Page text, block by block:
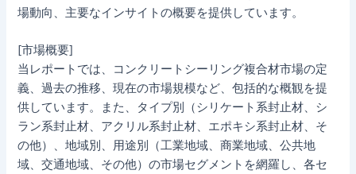
場動向、主要なインサイトの概要を提供しています。
[市場概要]
当レポートでは、コンクリートシーリング複合材市場の定
義、過去の推移、現在の市場規模など、包括的な概観を提
供しています。また、タイプ別（シリケート系封止材、シ
ラン系封止材、アクリル系封止材、エポキシ系封止材、そ
の他）、地域別、用途別（工業地域、商業地域、公共地
域、交通地域、その他）の市場セグメントを網羅し、各セ